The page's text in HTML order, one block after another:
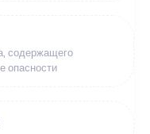
содержащего
опасности